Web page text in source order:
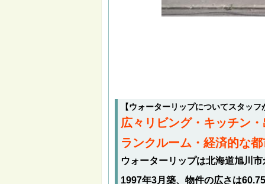
【ウォーターリップについてスタッ
広々リビング・キッチン
ランクルーム・経済的な
ウォーターリップは北海道旭川
1997年3月築、物件の広さは